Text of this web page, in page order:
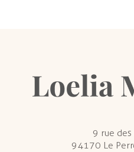
9 rue
94170 Le